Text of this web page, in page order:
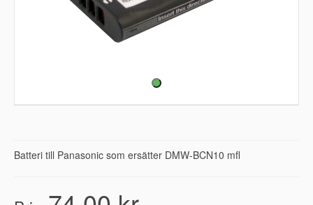
Batteri till Panasonic som ersätter DMW-BCN10 mfl